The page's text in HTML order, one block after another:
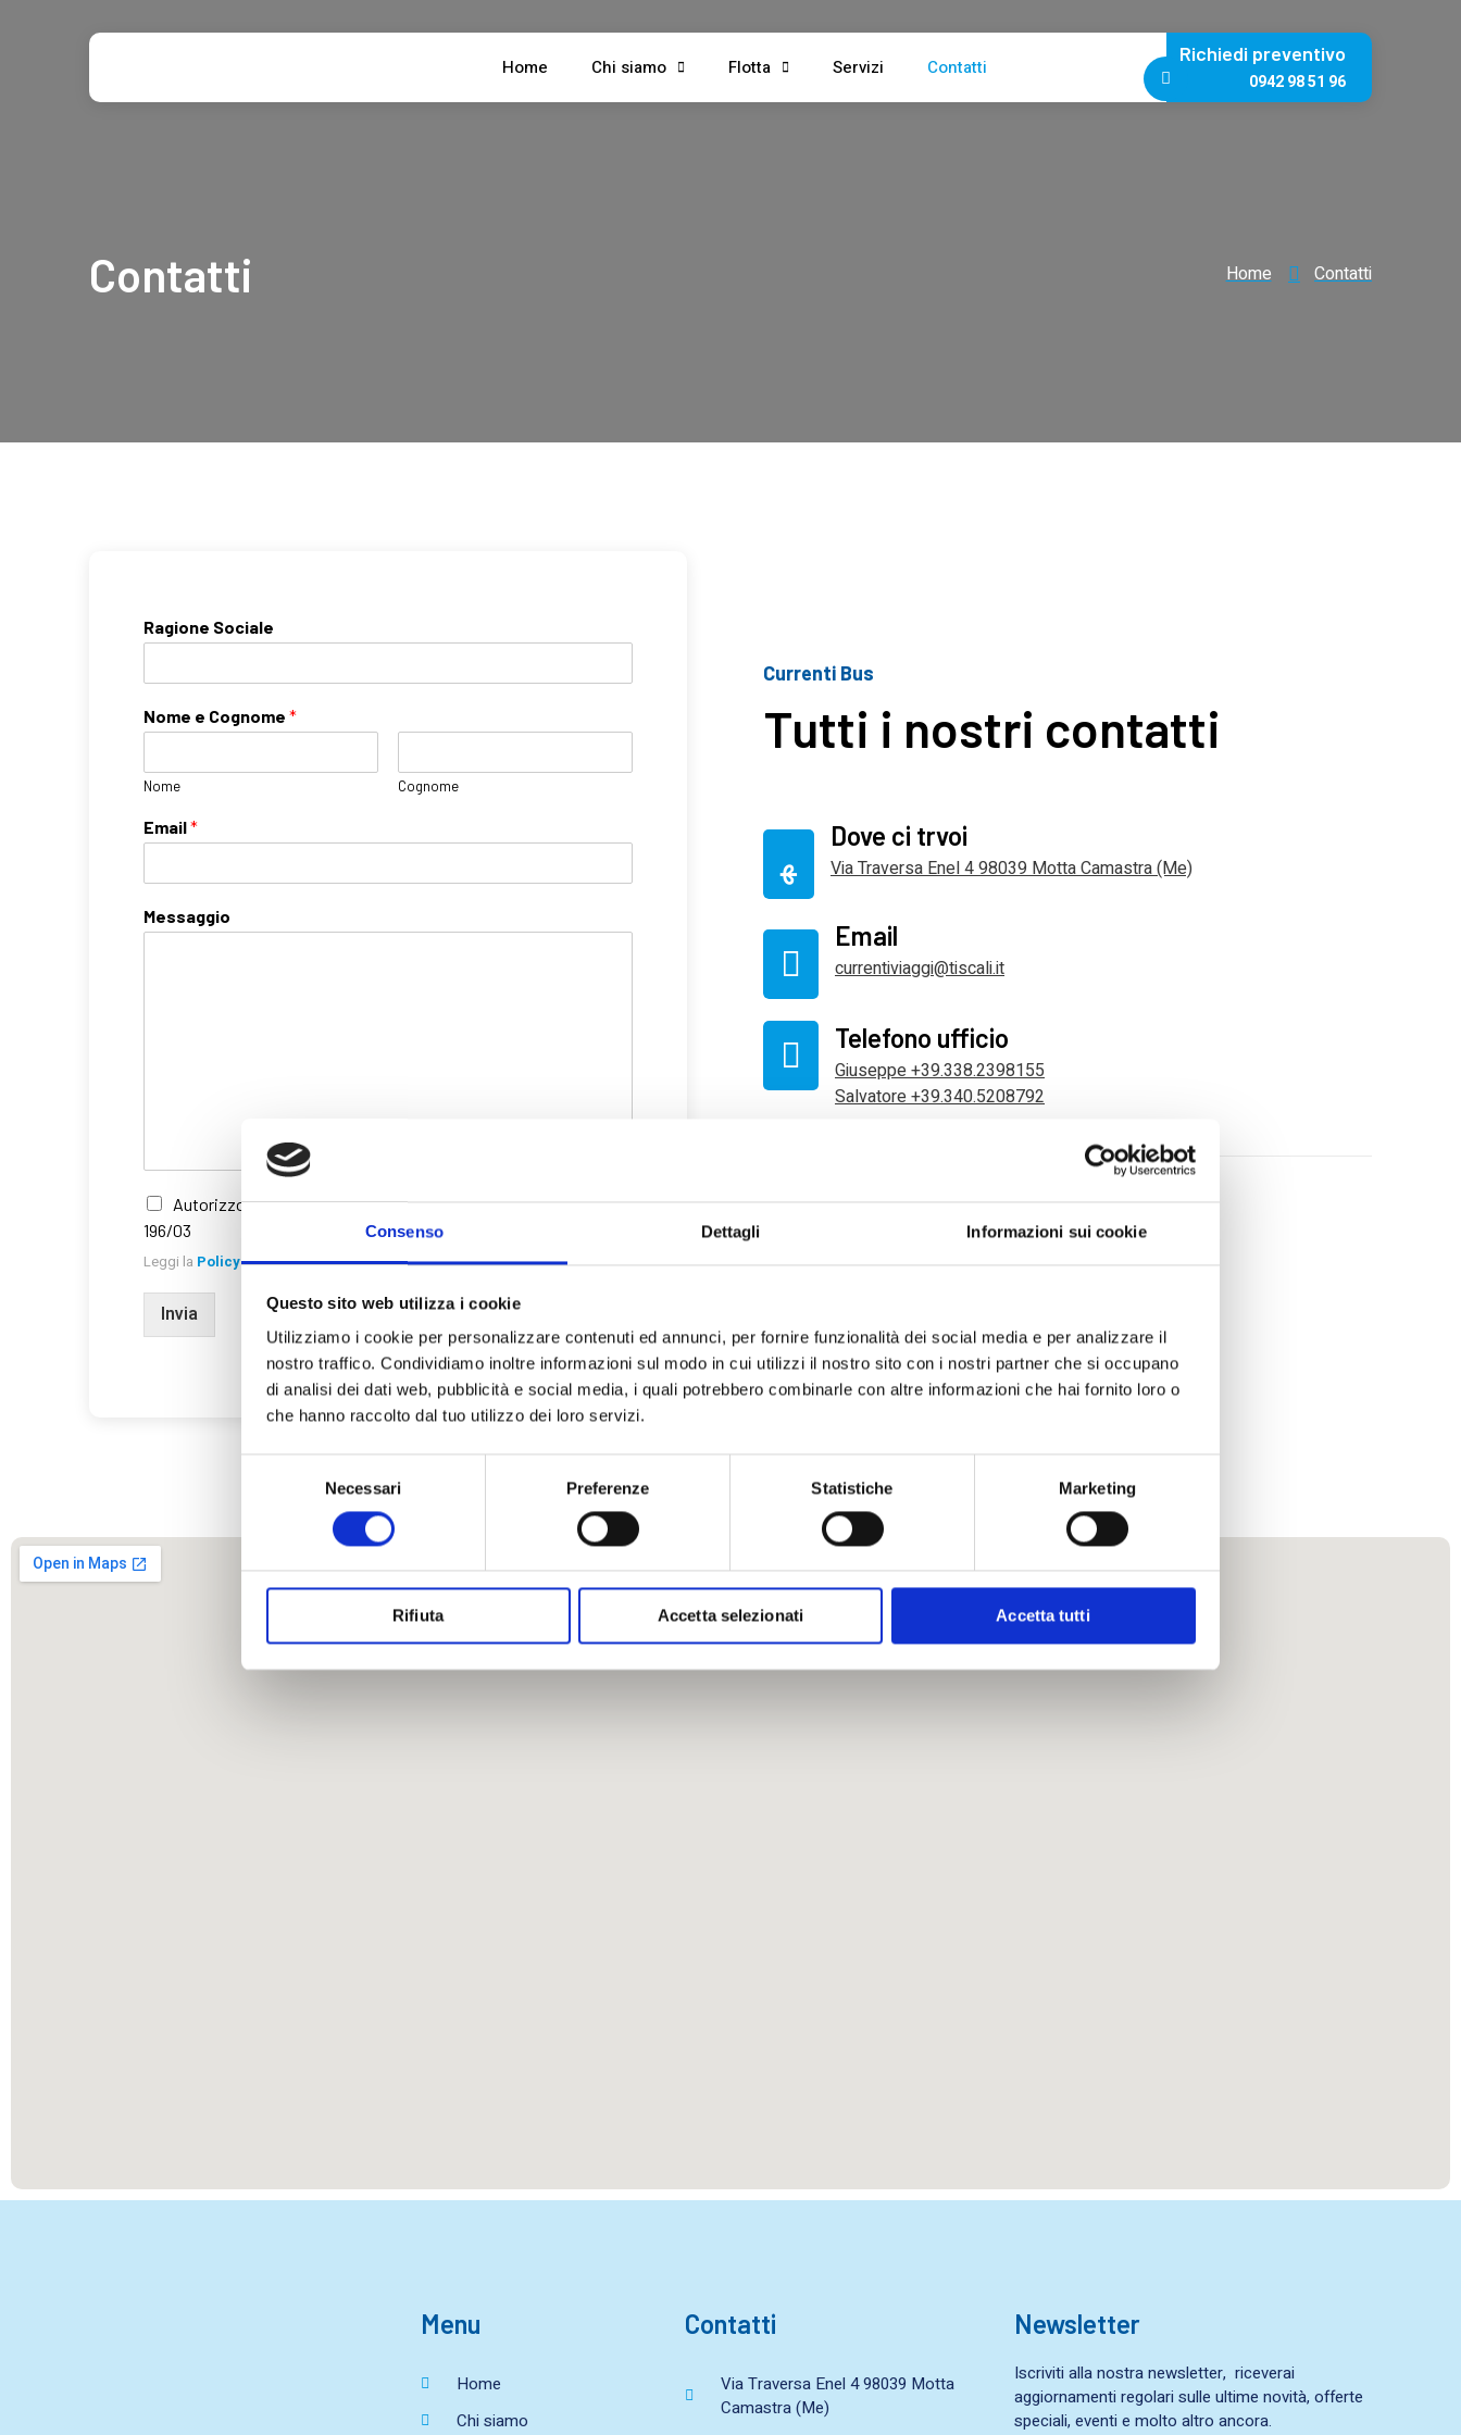
Consenso Dettagli Informazioni sui cookie
Questo sito web utilizza i cookie
Utilizziamo i cookie per personalizzare contenuti ed annunci, per fornire funzionalità dei social media e per analizzare il
nostro traffico. Condividiamo inoltre informazioni sul modo in cui utilizzi il nostro sito con i nostri partner che si occupano
di analisi dei dati web, pubblicità e social media, i quali potrebbero combinarle con altre informazioni che hai fornito loro o
che hanno raccolto dal tuo utilizzo dei loro servizi.
Necessari Preferenze Statistiche Marketing
Rifiuta Accetta selezionati Accetta tutti
Home Chi siamo Flotta Servizi Contatti
Richiedi preventivo
0942 98 51 96
Contatti Home Contatti
Ragione Sociale
Nome e Cognome *
Nome Cognome
Email*
Messaggio
Autorizzo il trattamento dei dati personali ai sensi del Dls
196/03
Leggi la Policy
Invia
Currenti Bus
Tutti i nostri contatti
Dove ci trvoi
Via Traversa Enel 4 98039 Motta Camastra (Me)
Email
currentiviaggi@tiscali.it
Telefono ufficio
Giuseppe +39.338.2398155
Salvatore +39.340.5208792
Menu
Home
Chi siamo
Contatti
Via Traversa Enel 4 98039 Motta
Camastra (Me)
Newsletter
Iscriviti alla nostra newsletter, riceverai
aggiornamenti regolari sulle ultime novità, offerte
speciali, eventi e molto altro ancora.